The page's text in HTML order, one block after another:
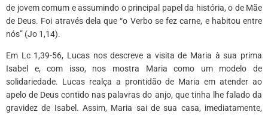
de jovem comum e assumindo o principal papel da história, o de Mãe
de Deus. Foi através dela que “o Verbo se fez carne, e habitou entre
nós” (Jo 1,14).
Em Lc 1,39-56, Lucas nos descreve a visita de Maria à sua prima
Isabel e, com isso, nos mostra Maria como um modelo de
solidariedade. Lucas realça a prontidão de Maria em atender ao
apelo de Deus contido nas palavras do anjo, que tinha lhe falado da
gravidez de Isabel. Assim, Maria sai de sua casa, imediatamente,